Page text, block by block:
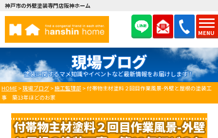
MENU
神戸市の外壁塗装専門店阪神ホーム
現場ブログ
塗装に関するマメ知識やイベントなど最新情報をお届けします！
HOME>現場ブログ>施工監理部 >付帯物主材塗料２回目作業風景-外壁と屋根の塗装工
事 築13年ほどのお家
付帯物主材塗料２回目作業風景-外壁